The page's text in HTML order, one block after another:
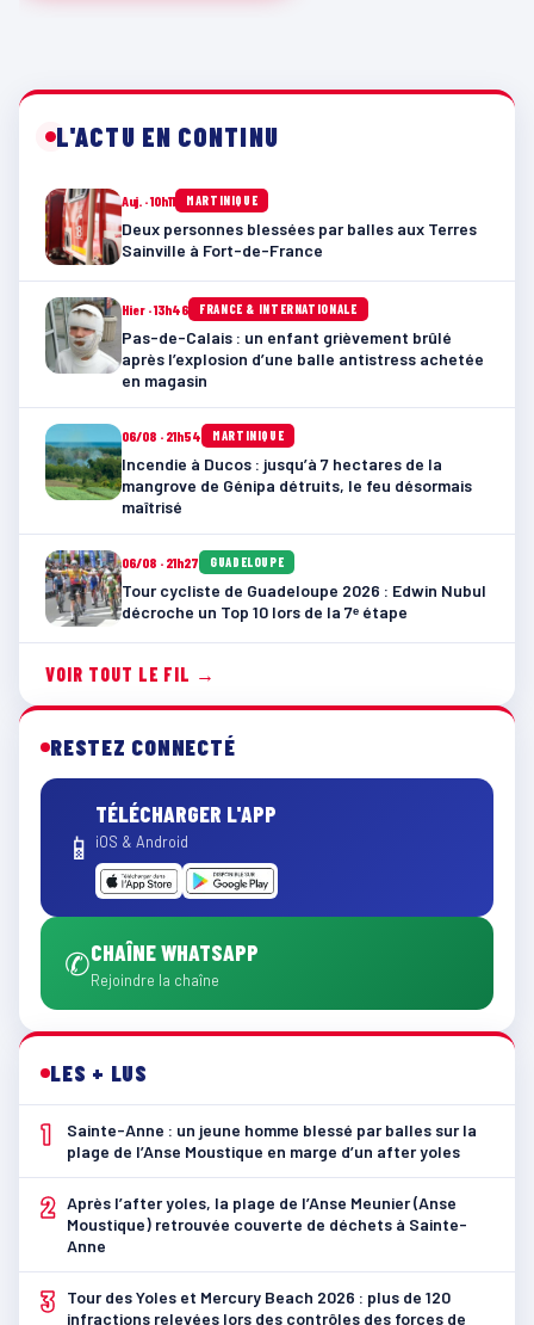
L'ACTU EN CONTINU
Auj. · 10h11 MARTINIQUE
Deux personnes blessées par balles aux Terres
Sainville à Fort-de-France
Hier · 13h46 FRANCE & INTERNATIONALE
Pas-de-Calais : un enfant grièvement brûlé
après l’explosion d’une balle antistress achetée
en magasin
06/08 · 21h54 MARTINIQUE
Incendie à Ducos : jusqu’à 7 hectares de la
mangrove de Génipa détruits, le feu désormais
maîtrisé
06/08 · 21h27 GUADELOUPE
Tour cycliste de Guadeloupe 2026 : Edwin Nubul
décroche un Top 10 lors de la 7ᵉ étape
VOIR TOUT LE FIL →
RESTEZ CONNECTÉ
📱
TÉLÉCHARGER L'APP
iOS & Android
✆CHAÎNE WHATSAPP
Rejoindre la chaîne
LES + LUS
1
Sainte-Anne : un jeune homme blessé par balles sur la
plage de l’Anse Moustique en marge d’un after yoles
2 Après l’after yoles, la plage de l’Anse Meunier (Anse
Moustique) retrouvée couverte de déchets à Sainte-
Anne
3
Tour des Yoles et Mercury Beach 2026 : plus de 120
infractions relevées lors des contrôles des forces de